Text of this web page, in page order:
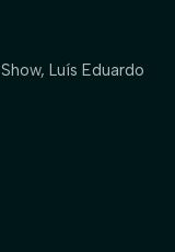
Luís Eduardo